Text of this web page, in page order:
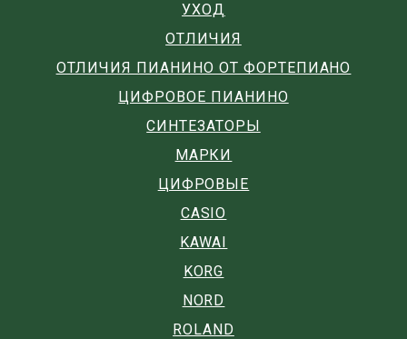
УХОД
ОТЛИЧИЯ
ОТЛИЧИЯ ПИАНИНО ОТ ФОРТЕПИАНО
ЦИФРОВОЕ ПИАНИНО
СИНТЕЗАТОРЫ
МАРКИ
ЦИФРОВЫЕ
CASIO
KAWAI
KORG
NORD
ROLAND